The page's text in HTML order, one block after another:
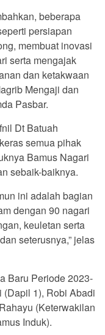
beberapa
persiapan
membuat inovasi
serta mengajak
dan ketakwaan
Mengaji dan
Pasbar.
Dt Batuah
semua pihak
Bamus Nagari
sebaik-baiknya.
ini adalah bagian
dengan 90 nagari
keuletan serta
seterusnya,” jelas
Baru Periode 2023-
1), Robi Abadi
(Keterwakilan
Induk).